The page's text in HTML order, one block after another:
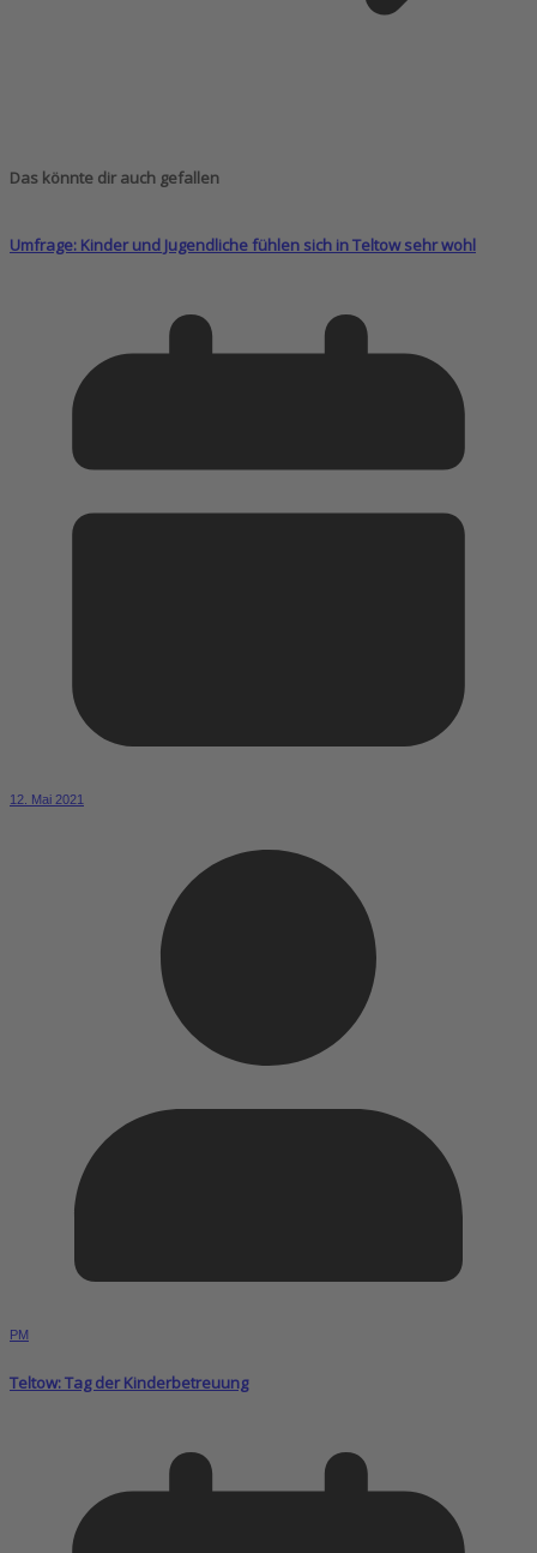
Das könnte dir auch gefallen
Umfrage: Kinder und Jugendliche fühlen sich in Teltow sehr wohl
12. Mai 2021
PM
Teltow: Tag der Kinderbetreuung